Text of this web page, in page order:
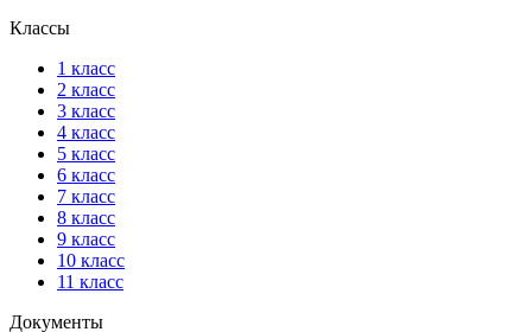
Классы
1 класс
2 класс
3 класс
4 класс
5 класс
6 класс
7 класс
8 класс
9 класс
10 класс
11 класс
Документы